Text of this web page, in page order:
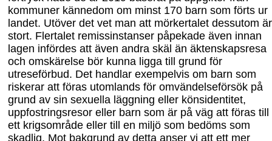
kommuner kännedom om minst 170 barn som förts ur
landet. Utöver det vet man att mörkertalet dessutom är
stort. Flertalet remissinstanser påpekade även innan
lagen infördes att även andra skäl än äktenskapsresa
och omskärelse bör kunna ligga till grund för
utreseförbud. Det handlar exempelvis om barn som
riskerar att föras utomlands för omvändelseförsök på
grund av sin sexuella läggning eller könsidentitet,
uppfostringsresor eller barn som är på väg att föras till
ett krigsområde eller till en miljö som bedöms som
skadlig. Mot bakgrund av detta anser vi att ett mer